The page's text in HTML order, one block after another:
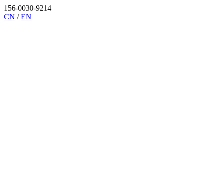
156-0030-9214
CN /EN